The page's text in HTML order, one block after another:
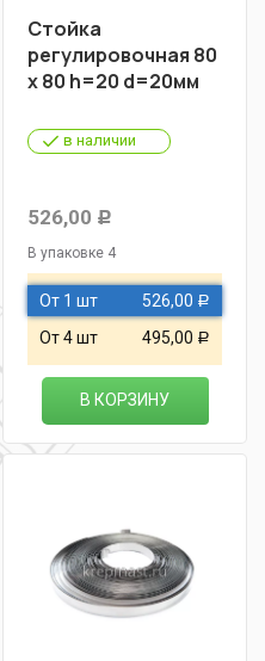
Стойка
регулировочная 80
х 80 h=20 d=20мм
в наличии
526,00 Р
В упаковке 4
От 1 шт 526,00 Р
От 4 шт 495,00 Р
В КОРЗИНУ